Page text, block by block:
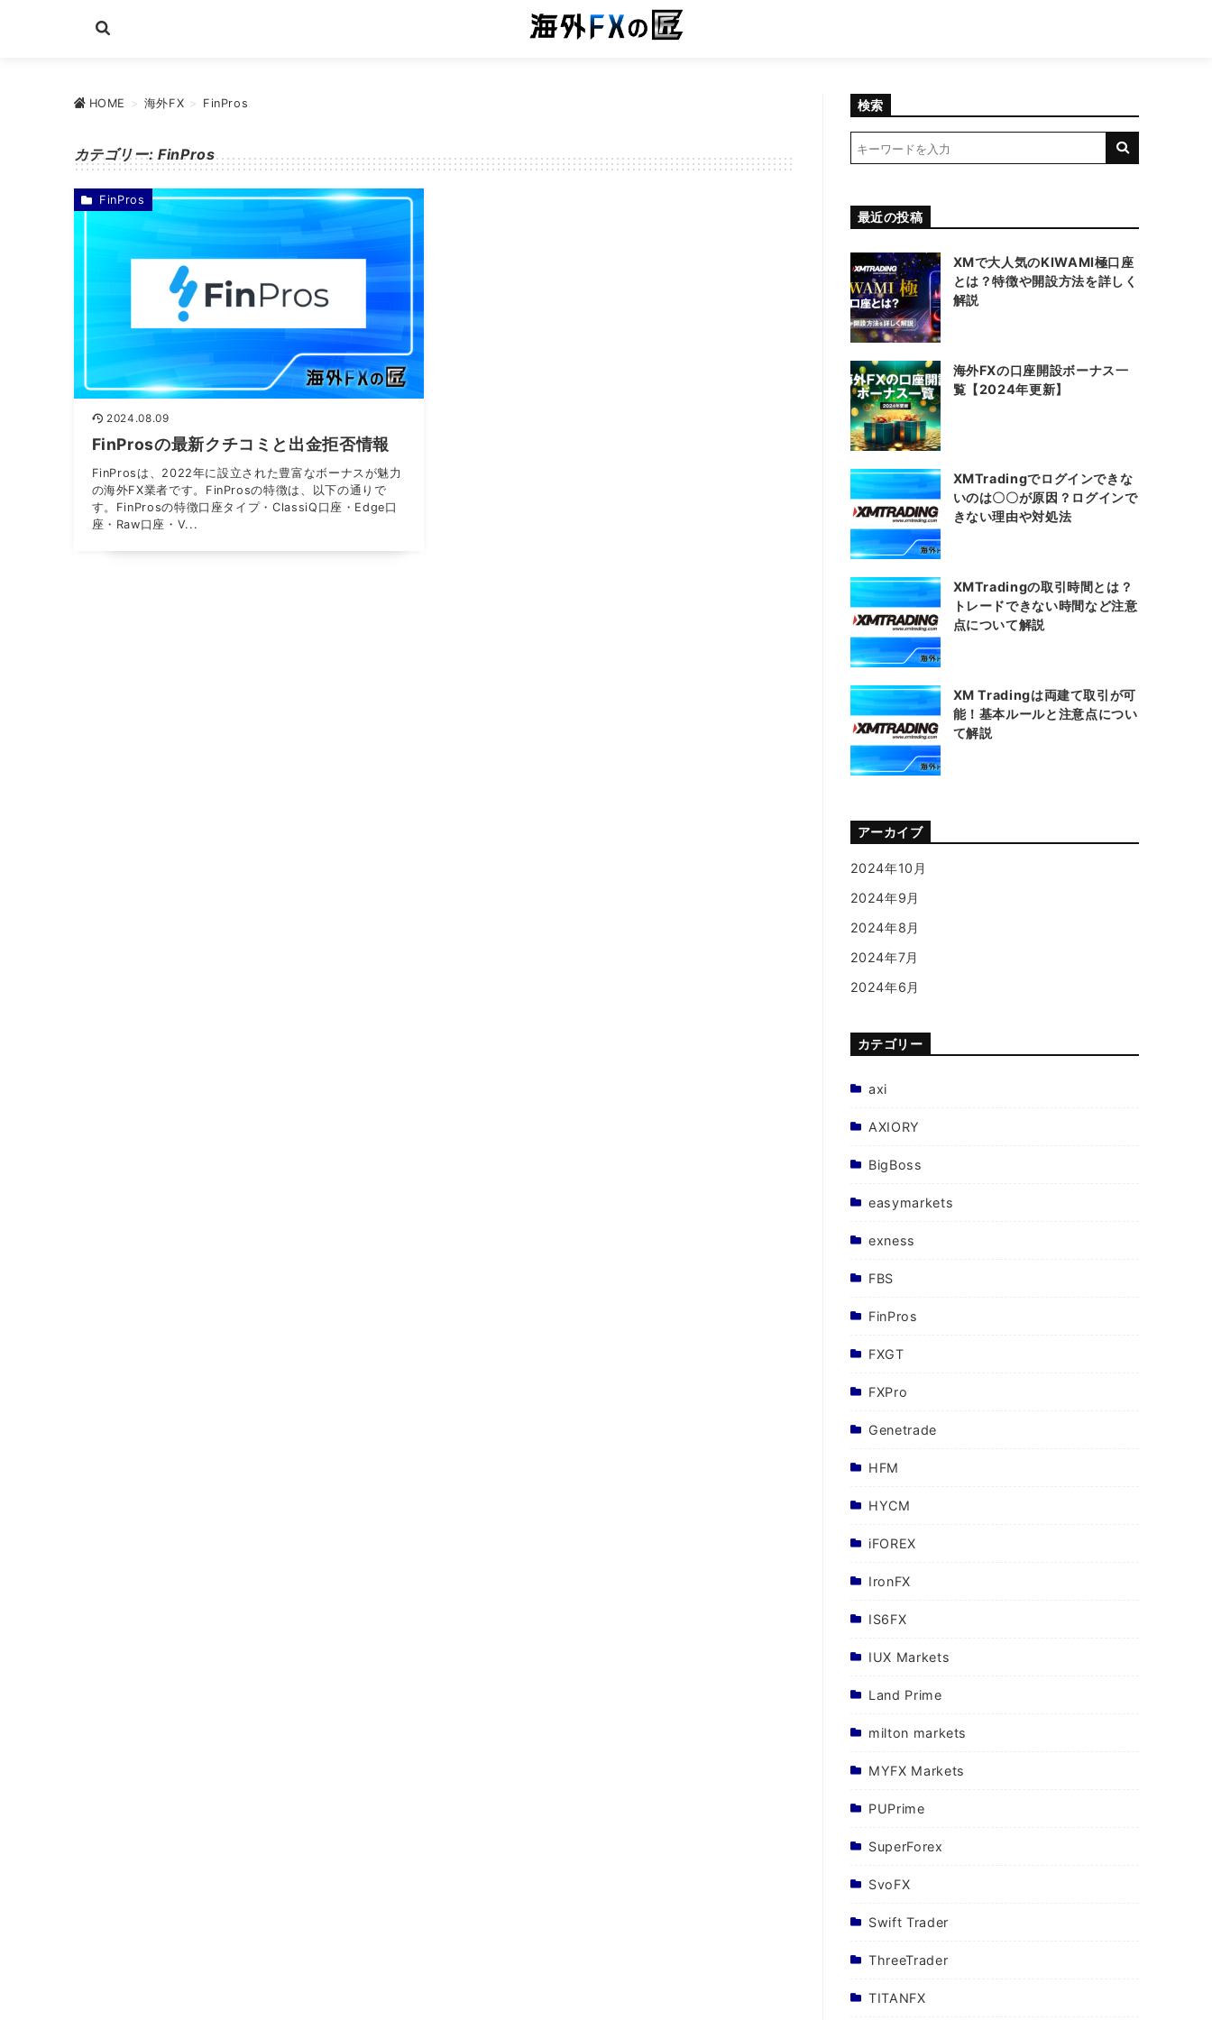
HOME > 海外FX > FinPros
カテゴリー:FinPros
2024.08.09
FinProsの最新クチコミと出金拒否情報
FinProsは、2022年に設立された豊富なボーナスが魅力
の海外FX業者です。FinProsの特徴は、以下の通りで
す。FinProsの特徴口座タイプ・ClassiQ口座・Edge口
座・Raw口座・V...
FinPros
検索
最近の投稿
XMで大人気のKIWAMI極口座
とは？特徴や開設方法を詳しく
解説
海外FXの口座開設ボーナス一
覧【2024年更新】
XMTradingでログインできな
いのは〇〇が原因？ログインで
きない理由や対処法
XMTradingの取引時間とは？
トレードできない時間など注意
点について解説
XM Tradingは両建て取引が可
能！基本ルールと注意点につい
て解説
アーカイブ
2024年10月
2024年9月
2024年8月
2024年7月
2024年6月
カテゴリー
axi
AXIORY
BigBoss
easymarkets
exness
FBS
FinPros
FXGT
FXPro
Genetrade
HFM
HYCM
iFOREX
IronFX
IS6FX
IUX Markets
Land Prime
milton markets
MYFX Markets
PUPrime
SuperForex
SvoFX
Swift Trader
ThreeTrader
TITANFX